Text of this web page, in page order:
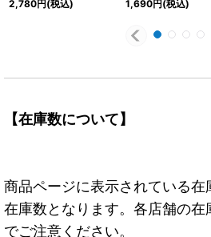
2,780円(税込) 1,690円(税込)
【在庫数について】
商品ページに表示されている
在庫数となります。各店舗の
でご注意ください。